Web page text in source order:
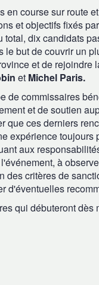
en course sur route
et objectifs fixés
dix candidats
but de couvrir un
et de rejoindre
et Michel Paris.
de commissaires
et de soutien
que ces derniers
expérience toujours
aux
à
critères de
d'éventuelles
qui débuteront dès